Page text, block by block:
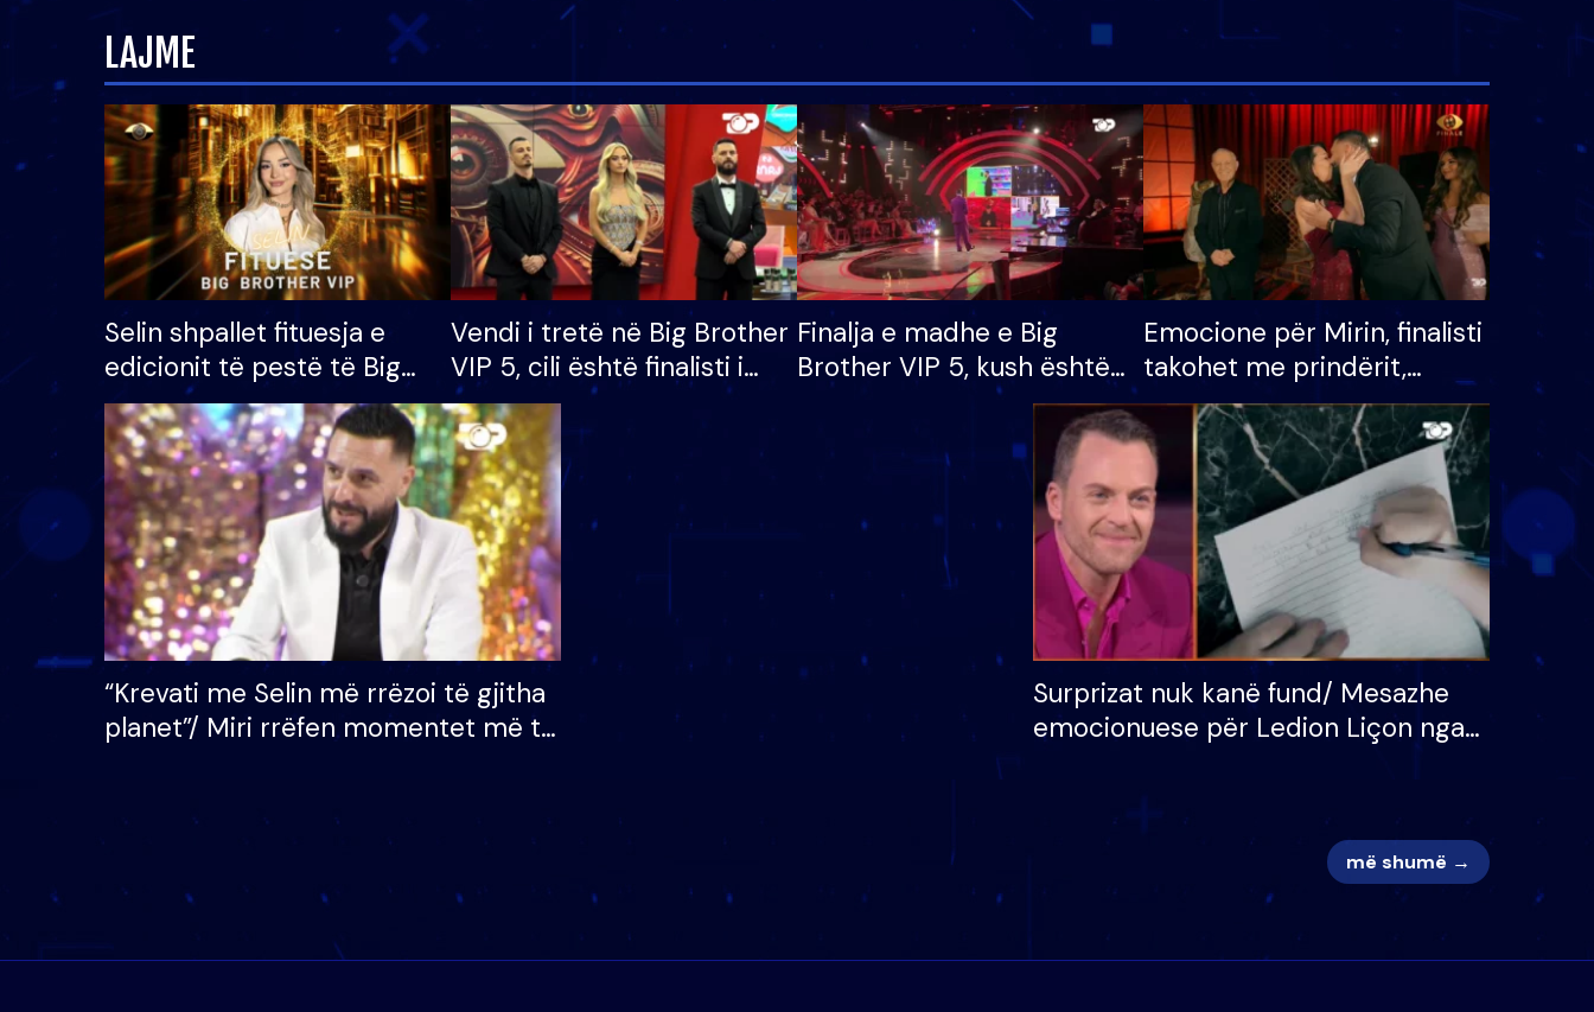
LAJME
Selin shpallet fituesja e
edicionit të pestë të Big
Brother VIP, rrëmben
çmimin e madh prej 100
mijë eurosh
Vendi i tretë në Big Brother
VIP 5, cili është finalisti i
radhës që lë shtëpinë
Finalja e madhe e Big
Brother VIP 5, kush është
banori i parë që lë shtëpinë
dhe humb mundësinë për
të fituar çmimin e madh
Emocione për Mirin, finalisti
takohet me prindërit,
vajzën dhe bashkëshorten:
S’kemi ndonjë letër divorci
apo jo?
“Krevati me Selin më rrëzoi të gjitha
planet”/ Miri rrëfen momentet më të
Surprizat nuk kanë fund/ Mesazhe
emocionuese për Ledion Liçon nga
më shumë →